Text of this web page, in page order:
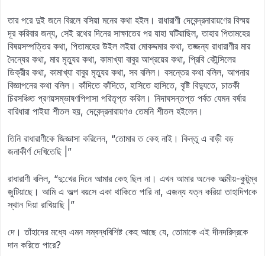
তার পরে দুই জনে বিরলে বসিয়া মনের কথা হইল। রাধারাণী দেবেন্দ্রনারায়ণের বিস্ময়
দূর করিবার জন্য, সেই রথের দিনের সাক্ষাতের পর যাহা ঘটিয়াছিল, তাহার পিতামহের
বিষয়সম্পত্তির কথা, পিতামহের উইল লইয়া মোকদ্দমার কথা, তজ্জন্য রাধারাণীর মার
দৈন্যের কথা, মার মৃত্যুর কথা, কামাখ্যা বাবুর আশ্রয়ের কথা, প্রিবি কৌন্সিলের
ডিক্রীর কথা, কামাখ্যা বাবুর মৃত্যুর কথা, সব বলিল। বসন্তের কথা বলিল, আপনার
বিজ্ঞাপনের কথা বলিল। কাঁদিতে কাঁদিতে, হাসিতে হাসিতে, বৃষ্টি বিদ্যুতে, চাতকী
চিরসঞ্চিত প্রণয়সম্ভাষণপিপাসা পরিতৃপ্ত করিল। নিদাঘসন্তপ্ত পর্বত যেমন বর্ষার
বারিধারা পাইয়া শীতল হয়, দেবেন্দ্রনারায়ণও তেমনি শীতল হইলেন।
তিনি রাধারাণীকে জিজ্ঞাসা করিলেন, “তোমার ত কেহ নাই। কিন্তু এ বাড়ী বড়
জনাকীর্ণ দেখিতেছি |”
রাধারাণী বলিল, “দু:খের দিনে আমার কেহ ছিল না। এখন আমার অনেক আত্মীয়-কুটুম্ব
জুটিয়াছে। আমি এ অল্প বয়সে একা থাকিতে পারি না, এজন্য যত্ন করিয়া তাহাদিগকে
স্থান দিয়া রাখিয়াছি |”
দে। তাঁহাদের মধ্যে এমন সম্বন্ধবিশিষ্ট কেহ আছে যে, তোমাকে এই দীনদরিদ্রকে
দান করিতে পারে?